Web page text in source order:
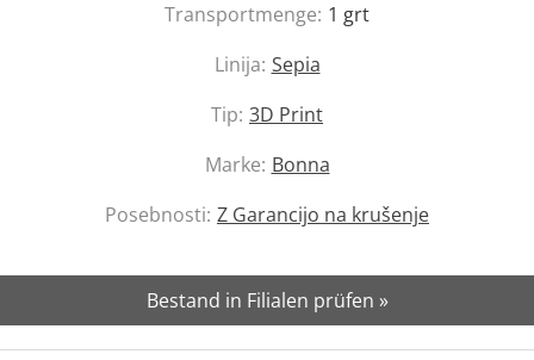
Transportmenge: 1 grt
Linija: Sepia
Tip: 3D Print
Marke: Bonna
Posebnosti: Z Garancijo na krušenje
Bestand in Filialen prüfen »